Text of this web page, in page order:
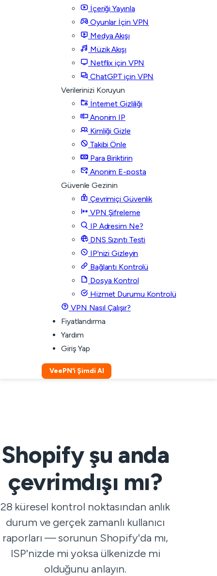
İçeriği Yayınla
Oyunlar İçin VPN
Medya Akışı
Müzik Akışı
Netflix için VPN
ChatGPT için VPN
Verilerinizi Koruyun
İnternet Gizliliği
Anonim IP
Kimliği Gizle
Takibi Önle
Para Biriktirin
Anonim E-posta
Güvenle Gezinin
Çevrimiçi Güvenlik
VPN Şifreleme
IP Adresim Ne?
DNS Sızıntı Testi
IP'nizi Gizleyin
Bağlantı Kontrolü
Dosya Kontrol
Hizmet Durumu Kontrolü
VPN Nasıl Çalışır?
Fiyatlandırma
Yardım
Giriş Yap
VeePN'i Şimdi Al
Shopify şu anda
çevrimdışı mı?
28 küresel kontrol noktasından anlık
durum ve gerçek zamanlı kullanıcı
raporları — sorunun Shopify'da mı,
ISP'nizde mi yoksa ülkenizde mi
olduğunu anlayın.